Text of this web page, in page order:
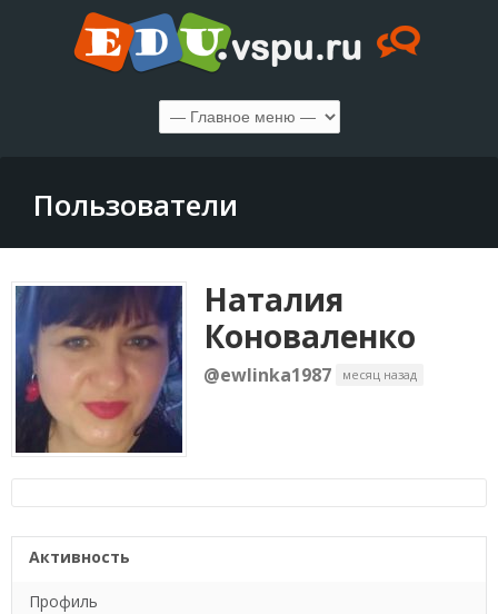
Пользователи
Наталия
Коноваленко
@ewlinka1987 месяц назад
Активность
Профиль